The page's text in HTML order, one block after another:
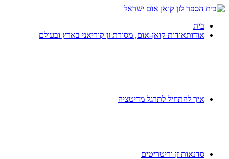
בית
אודותאודות קואן-אום, מסורת זן קוריאני בארץ ובעולם
איך להתחיל לתרגל מדיטציה
סדנאות זן וריטריטים